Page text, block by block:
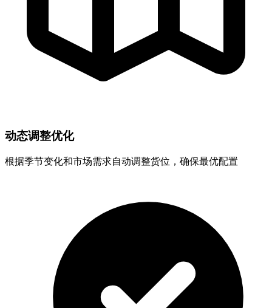
动态调整优化
根据季节变化和市场需求自动调整货位，确保最优配置